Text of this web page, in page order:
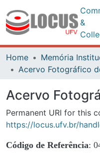
&
Home
Memória
Acervo
Permanent URI for this
https://locus.ufv.br/
Código de Referência: